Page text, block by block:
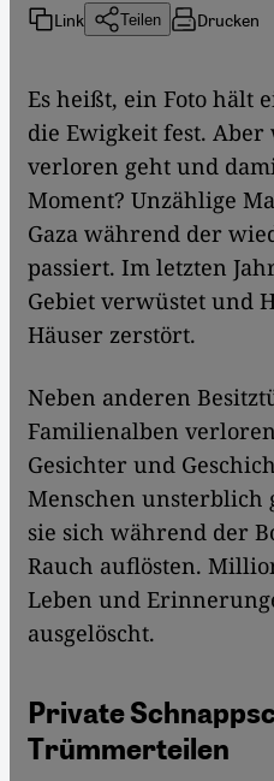
Link Teilen Drucken
Es heißt, ein Foto hält
die Ewigkeit fest. Aber
verloren geht und
Moment? Unzählige
Gaza während der
passiert. Im letzten
Gebiet verwüstet und
Häuser zerstört.
Neben anderen
Familienalben
Gesichter und
Menschen unsterblich
sie sich während der
Rauch auflösten.
Leben und
ausgelöscht.
Private
Trümmerteilen